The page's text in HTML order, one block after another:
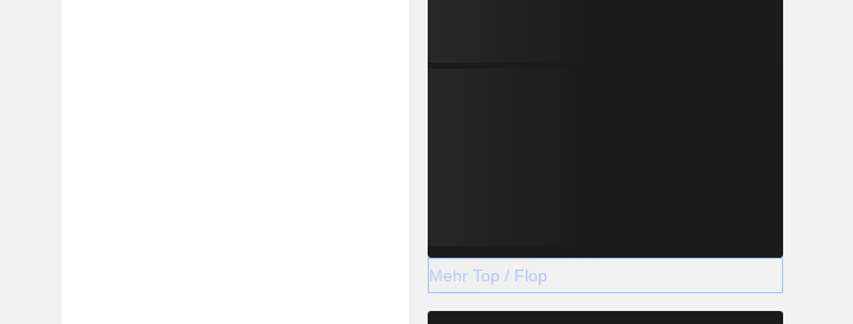
Mehr Top / Flop